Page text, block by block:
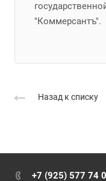
"Коммерсантъ".
Назад к списку
+7 (925) 577 74